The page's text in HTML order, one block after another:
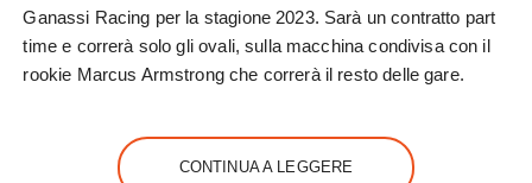
Ganassi Racing per la stagione 2023. Sarà un contratto part
time e correrà solo gli ovali, sulla macchina condivisa con il
rookie Marcus Armstrong che correrà il resto delle gare.
CONTINUA A LEGGERE